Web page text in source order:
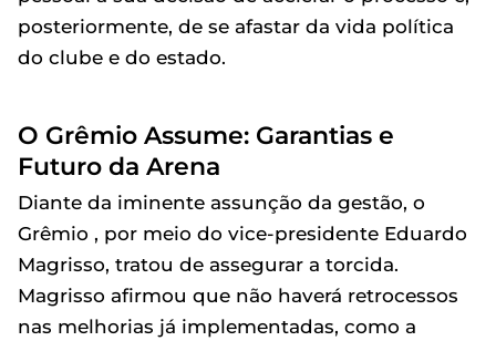
posteriormente, de se afastar da vida política
do clube e do estado.
O Grêmio Assume: Garantias e
Futuro da Arena
Diante da iminente assunção da gestão, o
Grêmio , por meio do vice-presidente Eduardo
Magrisso, tratou de assegurar a torcida.
Magrisso afirmou que não haverá retrocessos
nas melhorias já implementadas, como a